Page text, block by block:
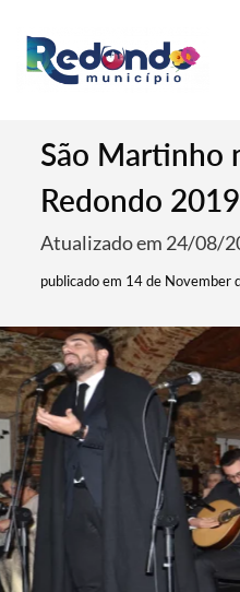
São Martinho
Redondo 2019
Atualizado em 24/08/
publicado em 14 de November